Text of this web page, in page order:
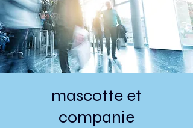
mascotte et
companie